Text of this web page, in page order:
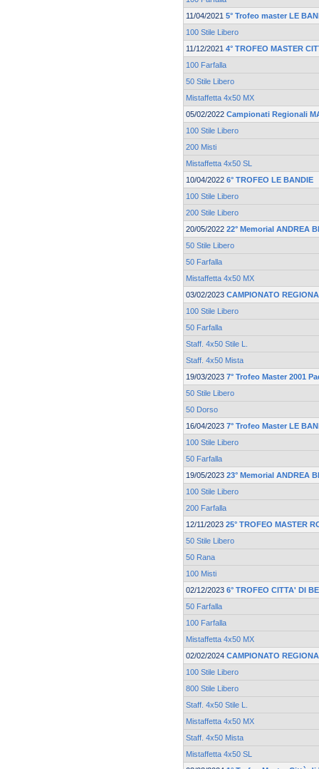
11/04/2021 5° Trofeo master LE
100 Stile Libero
11/12/2021 4° TROFEO MASTER
100 Farfalla
50 Stile Libero
Mistaffetta 4x50 MX
05/02/2022 Campionati Regionali
100 Stile Libero
200 Misti
Mistaffetta 4x50 SL
10/04/2022 6° TROFEO LE BANDIE
100 Stile Libero
200 Stile Libero
20/05/2022 22° Memorial ANDREA
50 Stile Libero
50 Farfalla
Mistaffetta 4x50 MX
03/02/2023 CAMPIONATO
100 Stile Libero
50 Farfalla
Staff. 4x50 Stile L.
Staff. 4x50 Mista
19/03/2023 7° Trofeo Master 2001
50 Stile Libero
50 Dorso
16/04/2023 7° Trofeo Master LE
100 Stile Libero
50 Farfalla
19/05/2023 23° Memorial ANDREA
100 Stile Libero
200 Farfalla
12/11/2023 25° TROFEO MASTER
50 Stile Libero
50 Rana
100 Misti
02/12/2023 6° TROFEO CITTA' DI
50 Farfalla
100 Farfalla
Mistaffetta 4x50 MX
02/02/2024 CAMPIONATO
100 Stile Libero
800 Stile Libero
Staff. 4x50 Stile L.
Mistaffetta 4x50 MX
Staff. 4x50 Mista
Mistaffetta 4x50 SL